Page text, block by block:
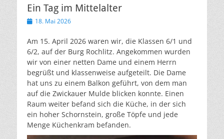
Ein Tag im Mittelalter
Veröffentlicht
18. Mai 2026
Am 15. April 2026 waren wir, die Klassen 6/1 und
6/2, auf der Burg Rochlitz. Angekommen wurden
wir von einer netten Dame und einem Herrn
begrüßt und klassenweise aufgeteilt. Die Dame
hat uns zu einem Balkon geführt, von dem man
auf die Zwickauer Mulde blicken konnte. Einen
Raum weiter befand sich die Küche, in der sich
ein hoher Schornstein, große Töpfe und jede
Menge Küchenkram befanden.